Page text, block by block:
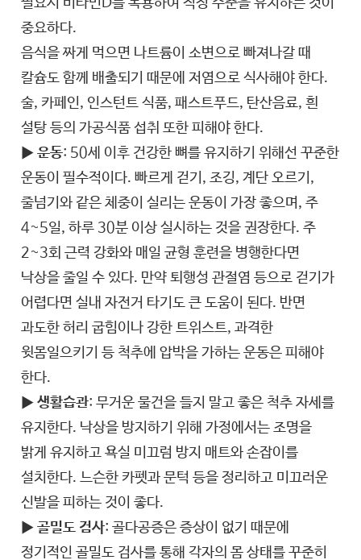
중요하다.
음식을 짜게 먹으면 나트륨이 소변으로 빠져나갈 때
칼슘도 함께 배출되기 때문에 저염으로 식사해야 한다.
술, 카페인, 인스턴트 식품, 패스트푸드, 탄산음료, 흰
설탕 등의 가공식품 섭취 또한 피해야 한다.
▶운동: 50세 이후 건강한 뼈를 유지하기 위해선 꾸준한
운동이 필수적이다. 빠르게 걷기, 조깅, 계단 오르기,
줄넘기와 같은 체중이 실리는 운동이 가장 좋으며, 주
4~5일, 하루 30분 이상 실시하는 것을 권장한다. 주
2~3회 근력 강화와 매일 균형 훈련을 병행한다면
낙상을 줄일 수 있다. 만약 퇴행성 관절염 등으로 걷기가
어렵다면 실내 자전거 타기도 큰 도움이 된다. 반면
과도한 허리 굽힘이나 강한 트위스트, 과격한
윗몸일으키기 등 척추에 압박을 가하는 운동은 피해야
한다.
▶생활습관: 무거운 물건을 들지 말고 좋은 척추 자세를
유지한다. 낙상을 방지하기 위해 가정에서는 조명을
밝게 유지하고 욕실 미끄럼 방지 매트와 손잡이를
설치한다. 느슨한 카펫과 문턱 등을 정리하고 미끄러운
신발을 피하는 것이 좋다.
▶골밀도 검사: 골다공증은 증상이 없기 때문에
정기적인 골밀도 검사를 통해 각자의 몸 상태를 꾸준히